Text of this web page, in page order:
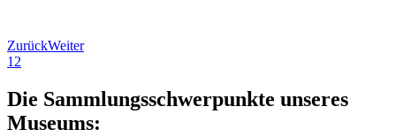
ZurückWeiter
1 2
Die Sammlungsschwerpunkte unseres
Museums: